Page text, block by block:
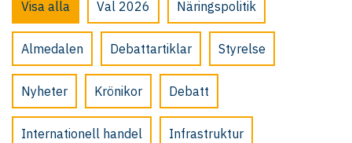
Visa alla Val 2026 Näringspolitik
Almedalen Debattartiklar Styrelse
Nyheter Krönikor Debatt
Internationell handel Infrastruktur